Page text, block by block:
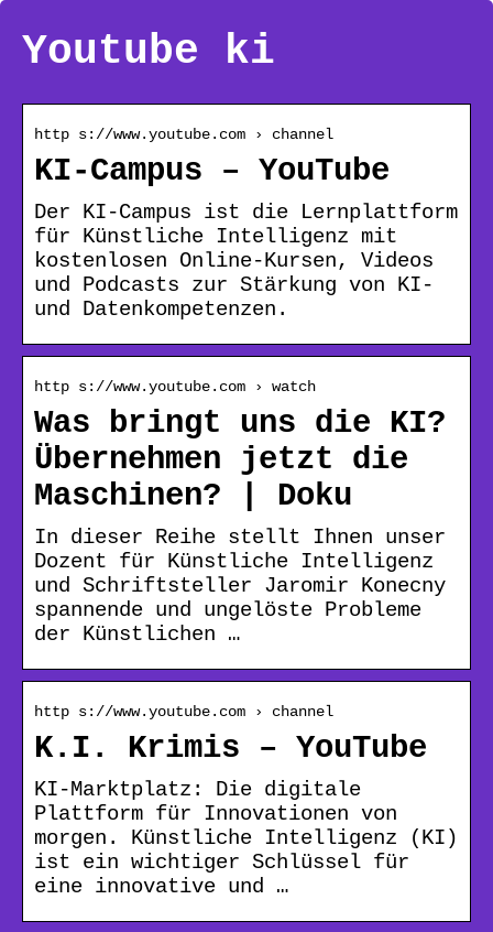
Youtube ki
http s://www.youtube.com › channel
KI-Campus – YouTube
Der KI-Campus ist die Lernplattform
für Künstliche Intelligenz mit
kostenlosen Online-Kursen, Videos
und Podcasts zur Stärkung von KI-
und Datenkompetenzen.
http s://www.youtube.com › watch
Was bringt uns die KI?
Übernehmen jetzt die
Maschinen? | Doku
In dieser Reihe stellt Ihnen unser
Dozent für Künstliche Intelligenz
und Schriftsteller Jaromir Konecny
spannende und ungelöste Probleme
der Künstlichen …
http s://www.youtube.com › channel
K.I. Krimis – YouTube
KI-Marktplatz: Die digitale
Plattform für Innovationen von
morgen. Künstliche Intelligenz (KI)
ist ein wichtiger Schlüssel für
eine innovative und …